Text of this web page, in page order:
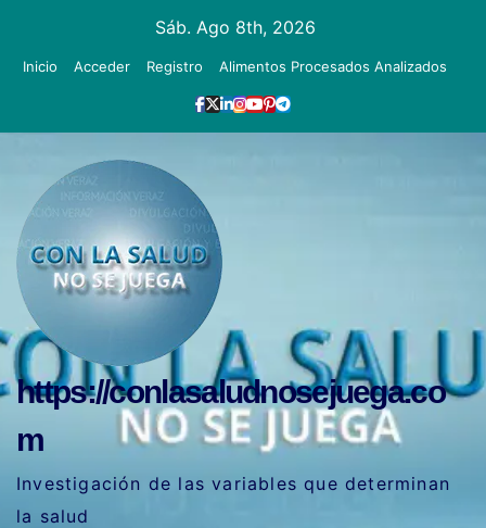
Sáb. Ago 8th, 2026
Inicio Acceder Registro Alimentos Procesados Analizados
https://conlasaludnosejuega.co
m
Investigación de las variables que determinan
la salud